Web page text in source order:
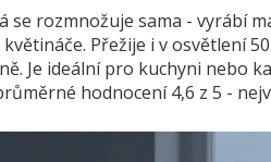
se rozmnožuje sama - vyrábí
Přežije i v osvětlení
Je ideální pro kuchyni nebo
hodnocení 4,6 z 5 -